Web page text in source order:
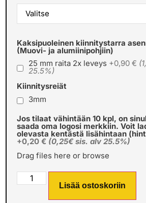
Kaksipuoleinen kiinnitystarra
(Muovi- ja alumiinipohjiin)
25 mm raita 2x leveys +0,90 €
25.5%)
Kiinnitysreiät
3mm
Jos tilaat vähintään 10 kpl, on
saada oma logosi merkkiin. Voit
olevasta kentästä lisähintaan
+0,20 € (0,25€ sis. alv 25.5%)
Drag files here or browse
Lisää ostoskoriin